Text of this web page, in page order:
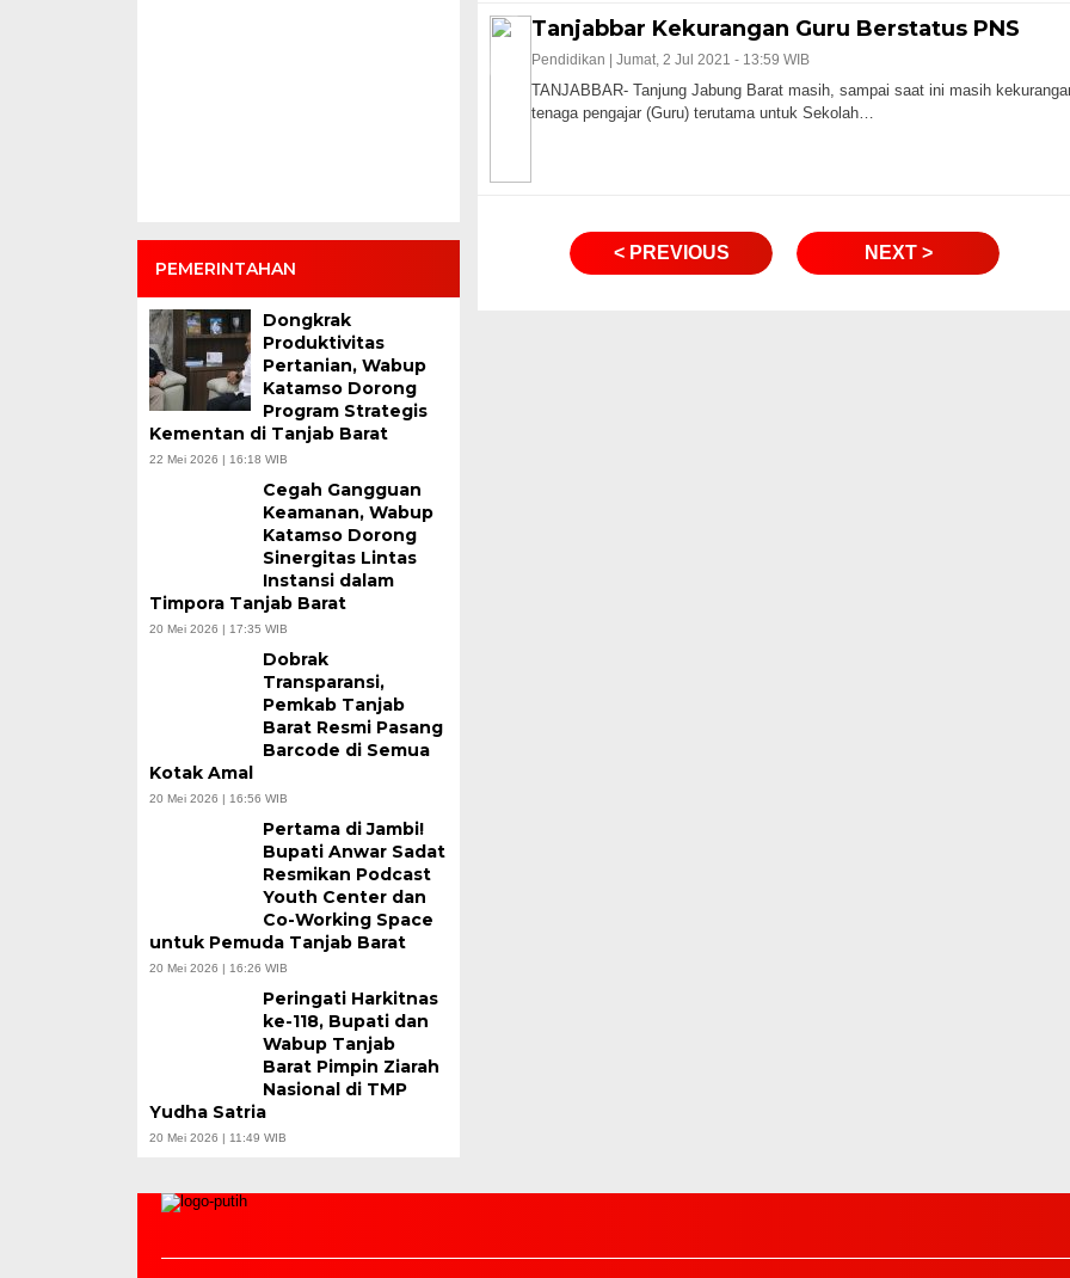
PEMERINTAHAN
Dongkrak
Produktivitas
Pertanian, Wabup
Katamso Dorong
Program Strategis
Kementan di Tanjab Barat
22 Mei 2026 | 16:18 WIB
Cegah Gangguan
Keamanan, Wabup
Katamso Dorong
Sinergitas Lintas
Instansi dalam
Timpora Tanjab Barat
20 Mei 2026 | 17:35 WIB
Dobrak
Transparansi,
Pemkab Tanjab
Barat Resmi Pasang
Barcode di Semua
Kotak Amal
20 Mei 2026 | 16:56 WIB
Pertama di Jambi!
Bupati Anwar Sadat
Resmikan Podcast
Youth Center dan
Co-Working Space
untuk Pemuda Tanjab Barat
20 Mei 2026 | 16:26 WIB
Peringati Harkitnas
ke-118, Bupati dan
Wabup Tanjab
Barat Pimpin Ziarah
Nasional di TMP
Yudha Satria
20 Mei 2026 | 11:49 WIB
Tanjabbar Kekurangan Guru Berstatus PNS
Pendidikan | Jumat, 2 Jul 2021 - 13:59 WIB
TANJABBAR- Tanjung Jabung Barat masih, sampai saat ini masih
tenaga pengajar (Guru) terutama untuk Sekolah…
< PREVIOUS NEXT >